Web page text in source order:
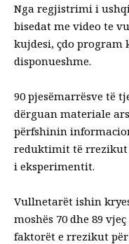
Nga regjistrimi i
bisedat me video te
kujdesi, çdo program
disponueshme.
90 pjesëmarrësve të
dërguan materiale
përfshinin
reduktimit të rrezikut
i eksperimentit.
Vullnetarët ishin
moshës 70 dhe 89
faktorët e rrezikut